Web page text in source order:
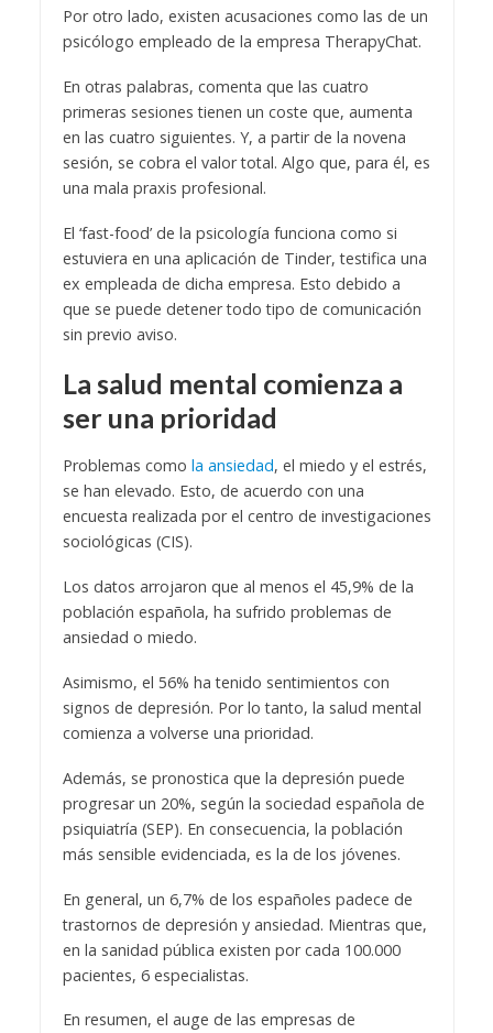
Por otro lado, existen acusaciones como las de un
psicólogo empleado de la empresa TherapyChat.
En otras palabras, comenta que las cuatro
primeras sesiones tienen un coste que, aumenta
en las cuatro siguientes. Y, a partir de la novena
sesión, se cobra el valor total. Algo que, para él, es
una mala praxis profesional.
El ‘fast-food’ de la psicología funciona como si
estuviera en una aplicación de Tinder, testifica una
ex empleada de dicha empresa. Esto debido a
que se puede detener todo tipo de comunicación
sin previo aviso.
La salud mental comienza a
ser una prioridad
Problemas como la ansiedad, el miedo y el estrés,
se han elevado. Esto, de acuerdo con una
encuesta realizada por el centro de investigaciones
sociológicas (CIS).
Los datos arrojaron que al menos el 45,9% de la
población española, ha sufrido problemas de
ansiedad o miedo.
Asimismo, el 56% ha tenido sentimientos con
signos de depresión. Por lo tanto, la salud mental
comienza a volverse una prioridad.
Además, se pronostica que la depresión puede
progresar un 20%, según la sociedad española de
psiquiatría (SEP). En consecuencia, la población
más sensible evidenciada, es la de los jóvenes.
En general, un 6,7% de los españoles padece de
trastornos de depresión y ansiedad. Mientras que,
en la sanidad pública existen por cada 100.000
pacientes, 6 especialistas.
En resumen, el auge de las empresas de